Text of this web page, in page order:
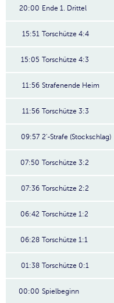
20:00 Ende 1. Drittel
15:51 Torschütze 4:4
15:05 Torschütze 4:3
11:56 Strafenende Heim
11:56 Torschütze 3:3
09:57 2'-Strafe (Stockschlag)
07:50 Torschütze 3:2
07:36 Torschütze 2:2
06:42 Torschütze 1:2
06:28 Torschütze 1:1
01:38 Torschütze 0:1
00:00 Spielbeginn